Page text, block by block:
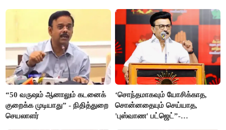
“50 வருஷம் ஆனாலும் கடனைக்
குறைக்க முடியாது” - நிதித்துறை
செயலாளர்
‘சொந்தமாகவும் யோசிக்காத,
சொன்னதையும் செய்யாத,
'புஸ்வாண' பட்ஜெட்”-